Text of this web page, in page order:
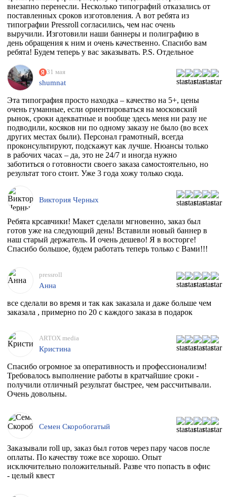
внезапно перенесли. Несколько типографий отказались от
поставленных сроков изготовления. А вот ребята из
типографии Pressroll согласились, чем нас очень
выручили. Изготовили наши баннеры и полиграфию в
день обращения к ним и очень качественно. Спасибо вам
ребята! Будем теперь у вас заказывать. P.S. Отдельное
заказа квалифицированно всё растолковал и в
последствии сообщал нам о степени готовности заказа,
т.к. сроки нас поджимали.
31 мая
shumnat
Эта типография просто находка – качество на 5+, цены
очень гуманные, если ориентироваться на московский
рынок, сроки адекватные и вообще здесь меня ни разу не
подводили, косяков ни по одному заказу не было (во всех
других местах были). Персонал грамотный, всегда
проконсультируют, подскажут как лучше. Нюансы только
в рабочих часах – да, это не 24/7 и иногда нужно
заботиться о готовности своего заказа самостоятельно, но
результат того стоит. Уже 3 года хожу только сюда.
Виктория Черных
Ребята крсавчики! Макет сделали мгновенно, заказ был
готов уже на следующий день! Вставили новый баннер в
наш старый держатель. И очень дешево! Я в восторге!
Спасибо большое, будем работать теперь только с Вами!!!
pressroll
Анна
все сделали во время и так как заказала и даже больше чем
заказала , примерно по 20 с каждого заказа в подарок
ARTOX media
Кристина
Спасибо огромное за оперативность и профессионализм!
Требовалось выполнение работы в кратчайшие сроки -
получили отличный результат быстрее, чем рассчитывали.
Очень довольны.
Семен Скоробогатый
Заказывали roll up, заказ был готов через пару часов после
оплаты. По качеству тоже все хорошо. Опыт
исключительно положительный. Разве что попасть в офис
- целый квест